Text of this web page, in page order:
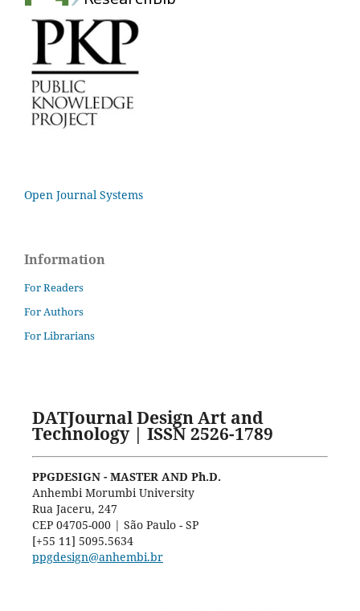
Open Journal Systems
Information
For Readers
For Authors
For Librarians
DATJournal Design Art and
Technology | ISSN 2526-1789
PPGDESIGN - MASTER AND Ph.D.
Anhembi Morumbi University
Rua Jaceru, 247
CEP 04705-000 | São Paulo - SP
[+55 11] 5095.5634
ppgdesign@anhembi.br